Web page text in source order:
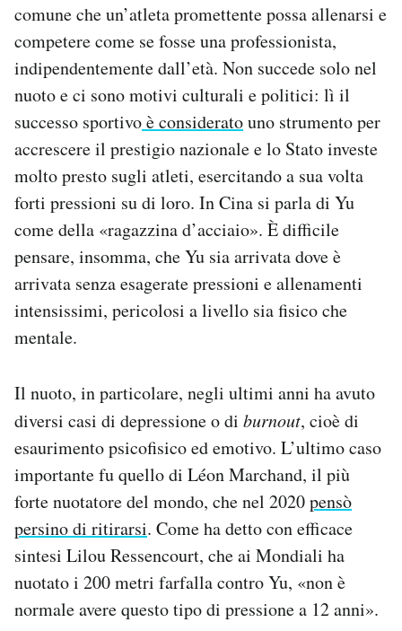
comune che un’atleta promettente possa allenarsi e
competere come se fosse una professionista,
indipendentemente dall’età. Non succede solo nel
nuoto e ci sono motivi culturali e politici: lì il
successo sportivoè consideratouno strumento per
accrescere il prestigio nazionale e lo Stato investe
molto presto sugli atleti, esercitando a sua volta
forti pressioni su di loro. In Cina si parla di Yu
come della «ragazzina d’acciaio». È difficile
pensare, insomma, che Yu sia arrivata dove è
arrivata senza esagerate pressioni e allenamenti
intensissimi, pericolosi a livello sia fisico che
mentale.
Il nuoto, in particolare, negli ultimi anni ha avuto
diversi casi di depressione o di burnout, cioè di
esaurimento psicofisico ed emotivo. L’ultimo caso
importante fu quello di Léon Marchand, il più
forte nuotatore del mondo, che nel 2020pensò
persino di ritirarsi. Come ha detto con efficace
sintesi Lilou Ressencourt, che ai Mondiali ha
nuotato i 200 metri farfalla contro Yu, «non è
normale avere questo tipo di pressione a 12 anni».